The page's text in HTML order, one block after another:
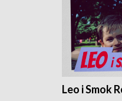
Leo i Smok